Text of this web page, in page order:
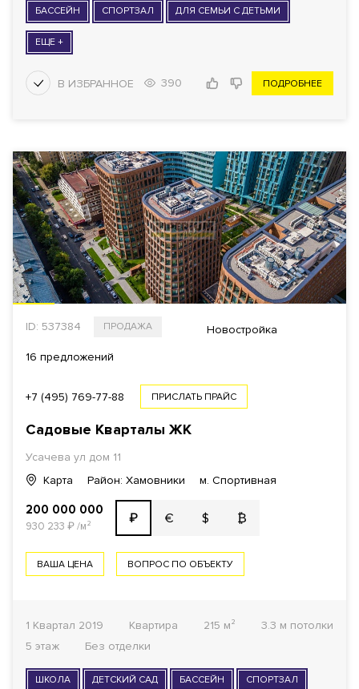
БАССЕЙН СПОРТЗАЛ ДЛЯ СЕМЬИ С ДЕТЬМИ
ЕЩЕ +
390 ПОДРОБНЕЕ
ID: 537384 ПРОДАЖА Новостройка
16 предложений
+7 (495) 769-77-88 ПРИСЛАТЬ ПРАЙС
Садовые Кварталы ЖК
Усачева ул дом 11
Карта
Район: Хамовники м. Спортивная
200 000 000
930 233 ₽/м² ₽ € $ ₿
ВАША ЦЕНА ВОПРОС ПО ОБЪЕКТУ
1 Квартал 2019 Квартира 215 м²
3.3 м потолки
5 этаж
Без отделки
ШКОЛА ДЕТСКИЙ САД БАССЕЙН СПОРТЗАЛ